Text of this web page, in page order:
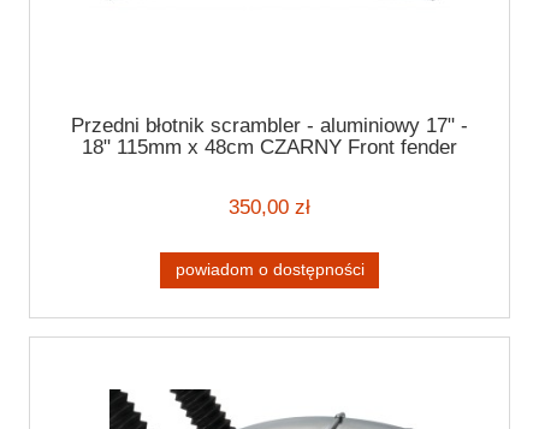
Przedni błotnik scrambler - aluminiowy 17" -
18" 115mm x 48cm CZARNY Front fender
350,00 zł
powiadom o dostępności